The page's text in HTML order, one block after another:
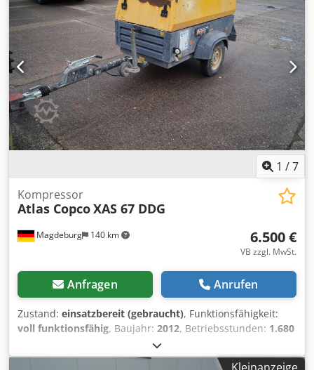
1 /7
Magdeburg 140 km
Kompressor
Atlas CopcoXAS 67 DDG
6.500 €
VB zzgl. MwSt.
Anfragen Anrufen
Zustand: einsatzbereit (gebraucht), Funktionsfähigkeit:
voll funktionsfähig, Baujahr: 2012, Betriebsstunden: 1.680
, Kompressor Atlas Copco XAS 67 DDG, Baujahr 2012,
1680 Betriebsstunden, Volumenstrom 3,5 m³, Notstrom